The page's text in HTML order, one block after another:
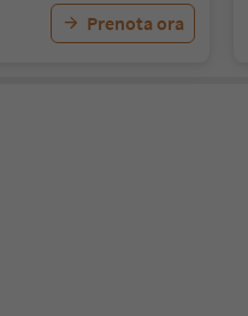
Prenota ora